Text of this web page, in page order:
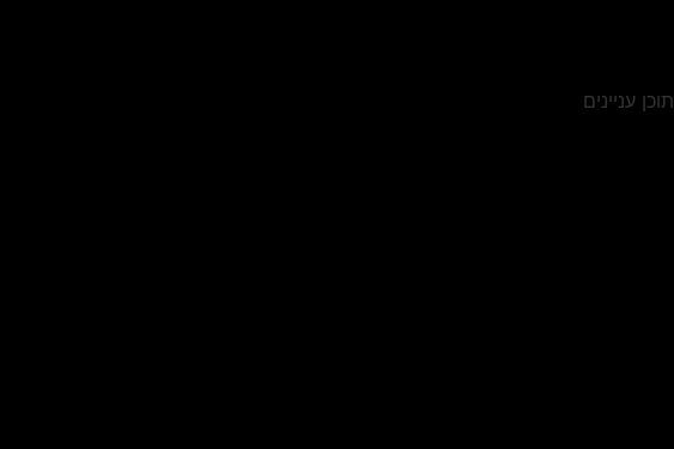
תוכן עניינים